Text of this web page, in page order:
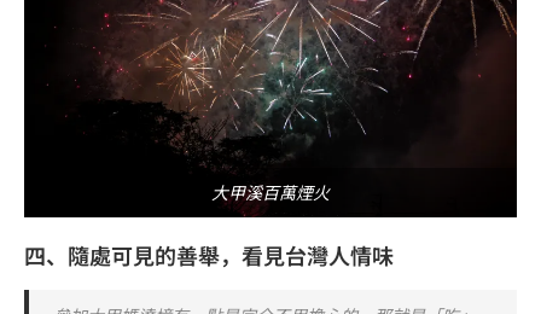
大甲溪百萬煙火
四、隨處可見的善舉，看見台灣人情味